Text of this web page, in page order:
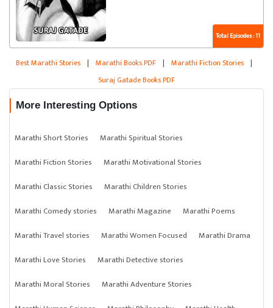
Total Episodes : 11
Best Marathi Stories | Marathi Books PDF | Marathi Fiction Stories |
Suraj Gatade Books PDF
More Interesting Options
Marathi Short Stories
Marathi Spiritual Stories
Marathi Fiction Stories
Marathi Motivational Stories
Marathi Classic Stories
Marathi Children Stories
Marathi Comedy stories
Marathi Magazine
Marathi Poems
Marathi Travel stories
Marathi Women Focused
Marathi Drama
Marathi Love Stories
Marathi Detective stories
Marathi Moral Stories
Marathi Adventure Stories